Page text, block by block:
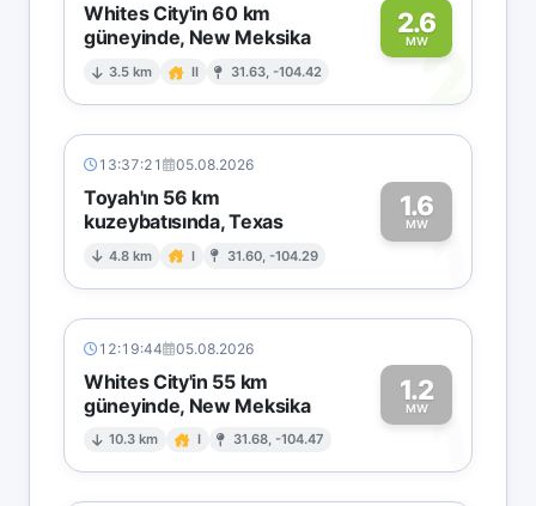
Whites City'in 60 km
güneyinde, New Meksika
3.5 km II 31.63, -104.42
2.6
MW2
13:37:21 05.08.2026
Toyah'ın 56 km
kuzeybatısında, Texas
4.8 km I 31.60, -104.29
1.6
MW1
12:19:44 05.08.2026
Whites City'in 55 km
güneyinde, New Meksika
10.3 km I 31.68, -104.47
1.2
MW1